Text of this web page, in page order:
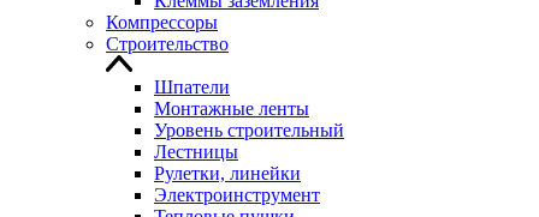
Компрессоры
Строительство
Шпатели
Монтажные ленты
Уровень строительный
Лестницы
Рулетки, линейки
Электроинструмент